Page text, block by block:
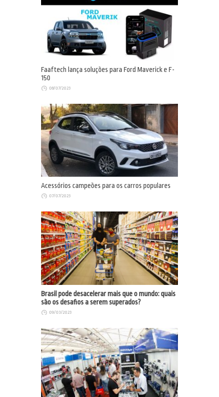
Faaftech lança soluções para Ford Maverick e F-
150
08/07/2023
Acessórios campeões para os carros populares
07/07/2023
Brasil pode desacelerar mais que o mundo: quais
são os desafios a serem superados?
09/03/2023